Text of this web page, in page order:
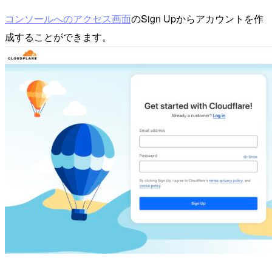
コンソールへのアクセス画面のSign Upからアカウントを作
成することができます。